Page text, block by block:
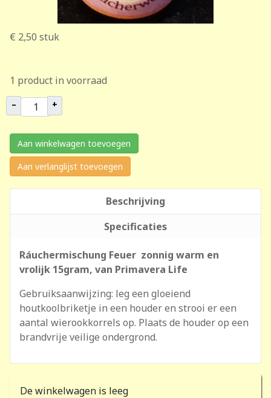
€ 2,50 stuk
1 product in voorraad
– +
Aan winkelwagen toevoegen
Aan verlanglijst toevoegen
Beschrijving
Specificaties
Ráuchermischung Feuer zonnig warm en
vrolijk 15gram, van Primavera Life
Gebruiksaanwijzing: leg een gloeiend
houtkoolbriketje in een houder en strooi er een
aantal wierookkorrels op. Plaats de houder op een
brandvrije veilige ondergrond.
De winkelwagen is leeg